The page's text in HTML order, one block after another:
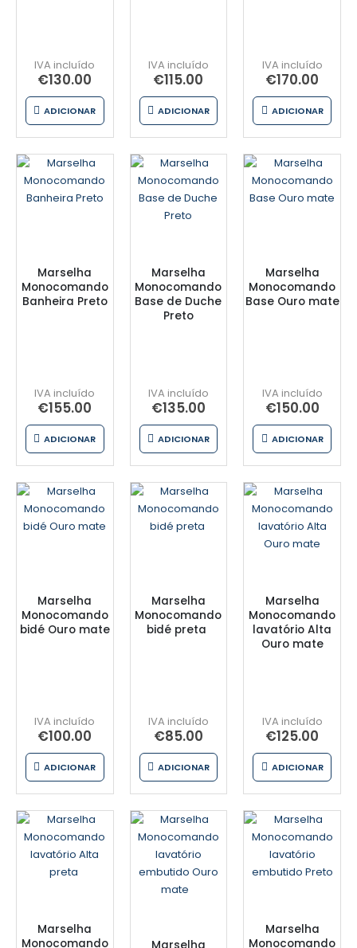
€130.00
ADICIONAR
€115.00
ADICIONAR
€170.00
ADICIONAR
Marselha
Monocomando
Banheira Preto
€155.00
ADICIONAR
Marselha
Monocomando
Base de Duche
Preto
€135.00
ADICIONAR
Marselha
Monocomando
Base Ouro mate
€150.00
ADICIONAR
Marselha
Monocomando
bidé Ouro mate
€100.00
ADICIONAR
Marselha
Monocomando
bidé preta
€85.00
ADICIONAR
Marselha
Monocomando
lavatório Alta
Ouro mate
€125.00
ADICIONAR
Marselha
Monocomando
Marselha
Marselha
Monocomando